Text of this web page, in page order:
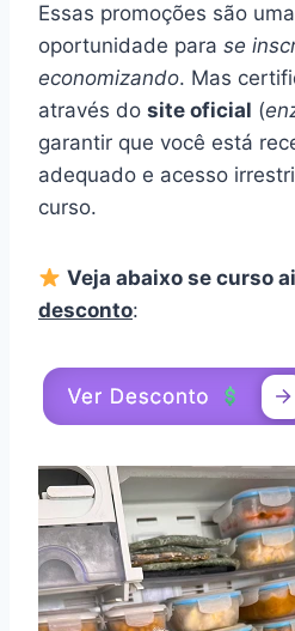
Essas promoções são
oportunidade para se
economizando. Mas
através do site oficial (
garantir que você está
adequado e acesso
curso.
Veja abaixo se curso
desconto: